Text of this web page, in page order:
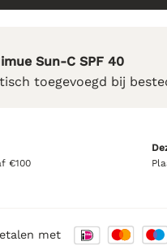
Sun-C SPF 40
toegevoegd bij
€100
met